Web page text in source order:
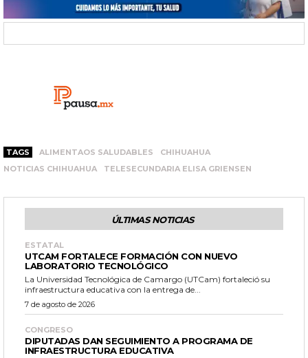
TAGS ALIMENTAOS SALUDABLES
CHIHUAHUA
NOTICIAS CHIHUAHUA
TELESECUNDARIA ELISA GRIENSEN
ÚLTIMAS NOTICIAS
ESTATAL
UTCAM FORTALECE FORMACIÓN CON NUEVO
LABORATORIO TECNOLÓGICO
La Universidad Tecnológica de Camargo (UTCam) fortaleció su
infraestructura educativa con la entrega de...
7 de agosto de 2026
CONGRESO
DIPUTADAS DAN SEGUIMIENTO A PROGRAMA DE
INFRAESTRUCTURA EDUCATIVA